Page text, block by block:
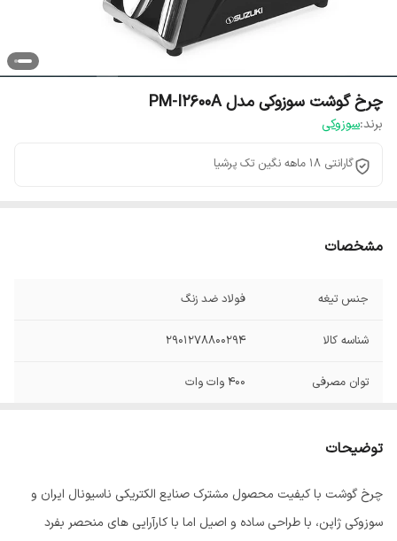
چرخ گوشت سوزوکی مدل PM-I2600A
برند:سوزوکی
گارانتی 18 ماهه نگین تک پرشیا
مشخصات
جنس تیغه فولاد ضد زنگ
شناسه کالا ۲۹۰۱۲۷۸۸۰۰۲۹۴
توان مصرفی 400 وات وات
توضیحات
چرخ گوشت با کیفیت محصول مشترک صنایع الکتریکی ناسیونال ایران و
سوزوکی ژاپن، با طراحی ساده و اصیل اما با کارآرایی های منحصر بفرد